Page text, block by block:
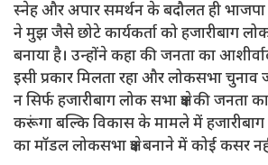
स्नेह और अपार समर्थन के बदौलत ही भाजपा
ने मुझ जैसे छोटे कार्यकर्ता को हजारीबाग
बनाया है। उन्होंने कहा की जनता का
इसी प्रकार मिलता रहा और लोकसभा चुनाव
न सिर्फ हजारीबाग लोक सभा क्षेत्र की जनता
करूंगा बल्कि विकास के मामले में हजारीबाग
का मॉडल लोकसभा क्षेत्र बनाने में कोई कसर